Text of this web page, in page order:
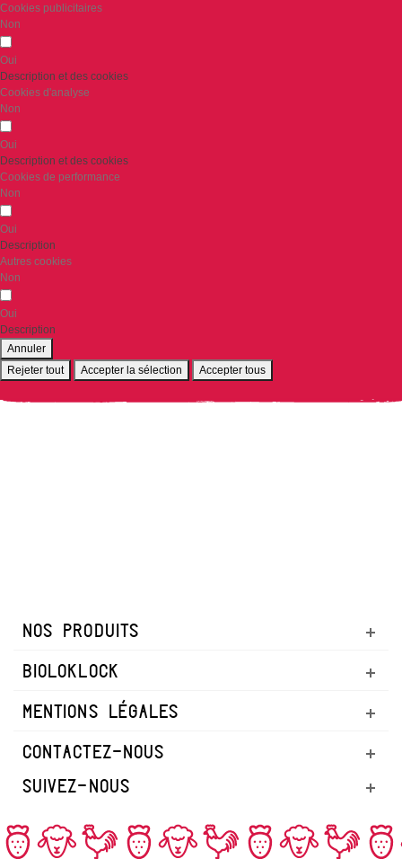
Cookies publicitaires
Non
Oui
Description et des cookies
Cookies d'analyse
Non
Oui
Description et des cookies
Cookies de performance
Non
Oui
Description
Autres cookies
Non
Oui
Description
Annuler
Rejeter tout
Accepter la sélection Accepter tous
NOS PRODUITS
BIOLOKLOCK
MENTIONS LÉGALES
CONTACTEZ-NOUS
SUIVEZ-NOUS